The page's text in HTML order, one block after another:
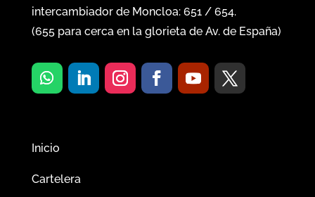
intercambiador de Moncloa: 651/ 654.
(655para cerca en la glorieta de Av. de España)
Inicio
Cartelera